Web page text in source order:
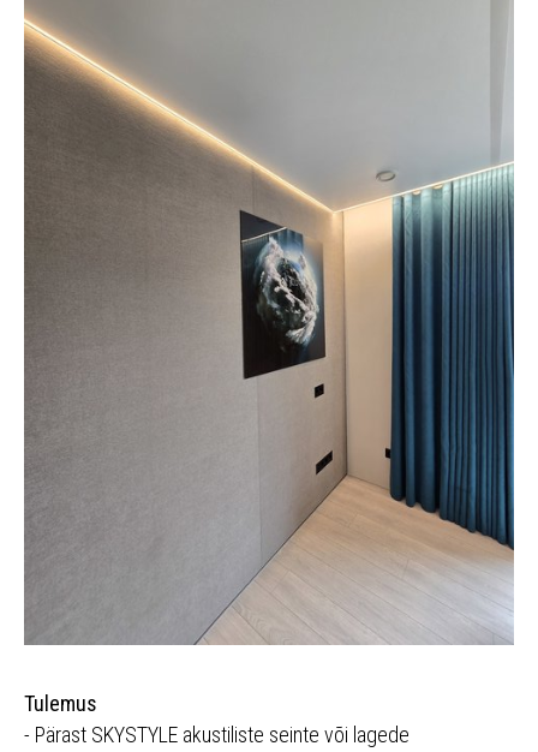
Tulemus
- Pärast SKYSTYLE akustiliste seinte või lagede